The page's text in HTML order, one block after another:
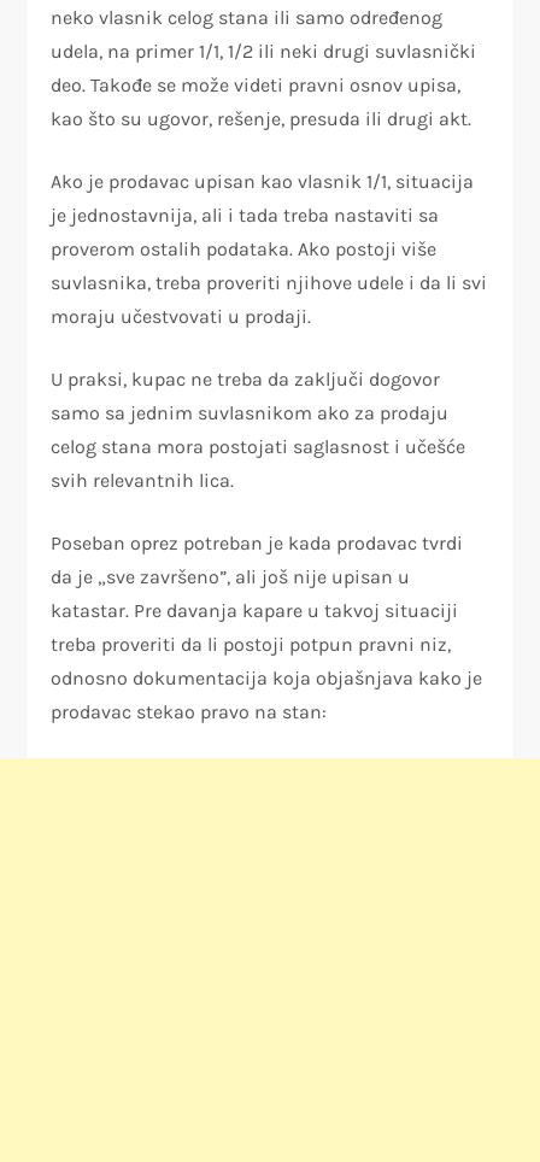
neko vlasnik celog stana ili samo određenog
udela, na primer 1/1, 1/2 ili neki drugi suvlasnički
deo. Takođe se može videti pravni osnov upisa,
kao što su ugovor, rešenje, presuda ili drugi akt.
Ako je prodavac upisan kao vlasnik 1/1, situacija
je jednostavnija, ali i tada treba nastaviti sa
proverom ostalih podataka. Ako postoji više
suvlasnika, treba proveriti njihove udele i da li svi
moraju učestvovati u prodaji.
U praksi, kupac ne treba da zaključi dogovor
samo sa jednim suvlasnikom ako za prodaju
celog stana mora postojati saglasnost i učešće
svih relevantnih lica.
Poseban oprez potreban je kada prodavac tvrdi
da je „sve završeno”, ali još nije upisan u
katastar. Pre davanja kapare u takvoj situaciji
treba proveriti da li postoji potpun pravni niz,
odnosno dokumentacija koja objašnjava kako je
prodavac stekao pravo na stan: